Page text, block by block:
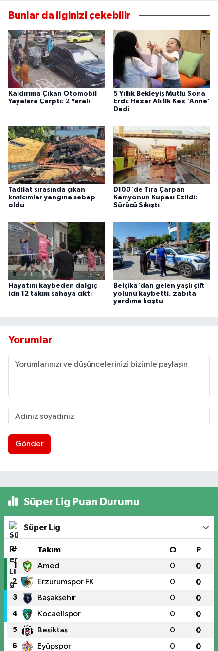
Bunlar da ilginizi çekebilir
Kaldırıma Çıkan Otomobil
Yayalara Çarptı: 2 Yaralı
5 Yıllık Bekleyiş Mutlu Sona
Erdi: Hazar Ali İlk Kez 'Anne'
Dedi
Tadilat sırasında çıkan
kıvılcımlar yangına sebep
oldu
D100'de Tıra Çarpan
Kamyonun Kupası Ezildi:
Sürücü Sıkıştı
Hayatını kaybeden dalgıç
için 12 takım sahaya çıktı
Belçika'dan gelen yaşlı çift
yolunu kaybetti, zabıta
yardıma koştu
Yorumlar
Gönder
Süper Lig Puan Durumu
Süper Lig
# Takım O P
1 Amed 0 0
2 Erzurumspor FK 0 0
3 Başakşehir 0 0
4 Kocaelispor 0 0
5 Beşiktaş 0 0
6 Eyüpspor 0 0